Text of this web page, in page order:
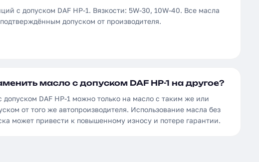
с допуском DAF HP-1. Вязкости: 5W-30, 10W-40. Все масла
допуском от производителя.
масло с допуском DAF HP-1 на другое?
допуском DAF HP-1 можно только на масло с таким же или
от того же автопроизводителя. Использование масла без
может привести к повышенному износу и потере гарантии.